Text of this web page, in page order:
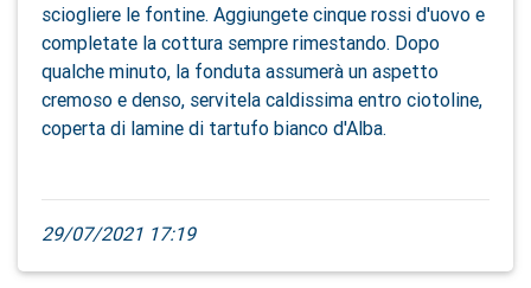
sciogliere le fontine. Aggiungete cinque rossi d'uovo e
completate la cottura sempre rimestando. Dopo
qualche minuto, la fonduta assumerà un aspetto
cremoso e denso, servitela caldissima entro ciotoline,
coperta di lamine di tartufo bianco d'Alba.
29/07/2021 17:19